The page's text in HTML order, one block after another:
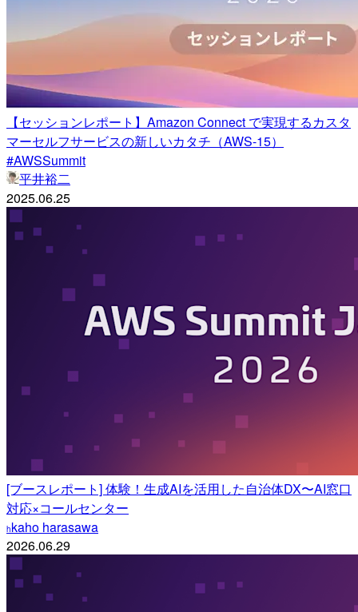
【セッションレポート】Amazon Connect で実現するカスタ
マーセルフサービスの新しいカタチ（AWS-15）
#AWSSummit
平井裕二
2025.06.25
[ブースレポート] 体験！生成AIを活用した自治体DX〜AI窓口
対応×コールセンター
hkaho harasawa
2026.06.29